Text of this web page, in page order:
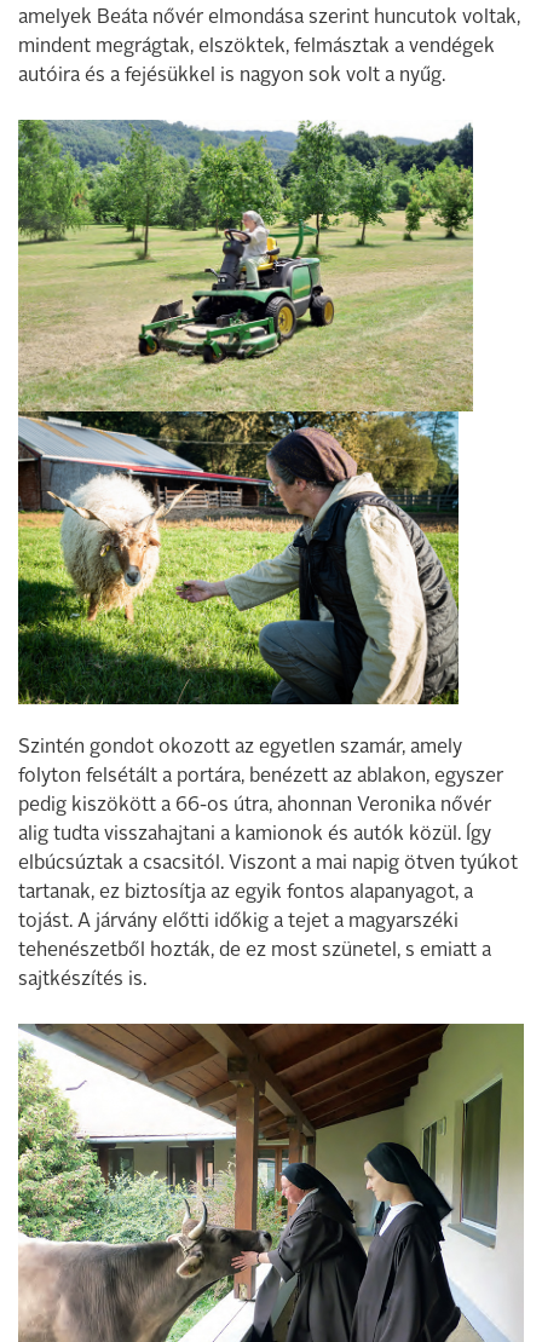
amelyek Beáta nővér elmondása szerint huncutok voltak,
mindent megrágtak, elszöktek, felmásztak a vendégek
autóira és a fejésükkel is nagyon sok volt a nyűg.
Szintén gondot okozott az egyetlen szamár, amely
folyton felsétált a portára, benézett az ablakon, egyszer
pedig kiszökött a 66-os útra, ahonnan Veronika nővér
alig tudta visszahajtani a kamionok és autók közül. Így
elbúcsúztak a csacsitól. Viszont a mai napig ötven tyúkot
tartanak, ez biztosítja az egyik fontos alapanyagot, a
tojást. A járvány előtti időkig a tejet a magyarszéki
tehenészetből hozták, de ez most szünetel, s emiatt a
sajtkészítés is.